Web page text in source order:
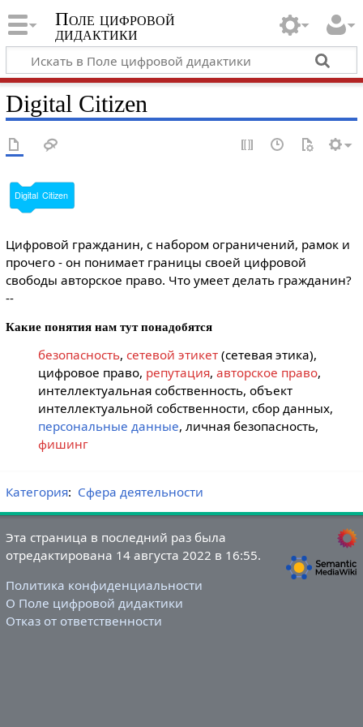
Поле цифровой
дидактики
Digital Citizen
Digital Citizen
Цифровой гражданин, с набором ограничений, рамок и
прочего - он понимает границы своей цифровой
свободы авторское право. Что умеет делать гражданин?
--
Какие понятия нам тут понадобятся
безопасность, сетевой этикет(сетевая этика),
цифровое право, репутация, авторское право,
интеллектуальная собственность, объект
интеллектуальной собственности, сбор данных,
персональные данные, личная безопасность,
фишинг
Категория: Сфера деятельности
Эта страница в последний раз была
отредактирована 14 августа 2022 в 16:55.
Политика конфиденциальности
О Поле цифровой дидактики
Отказ от ответственности